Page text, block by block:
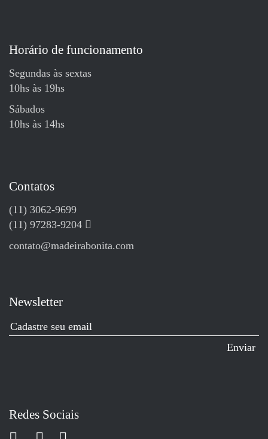
Horário de funcionamento
Segundas às sextas
10hs às 19hs
Sábados
10hs às 14hs
Contatos
(11) 3062-9699
(11) 97283-9204
contato@madeirabonita.com
Newsletter
Redes Sociais